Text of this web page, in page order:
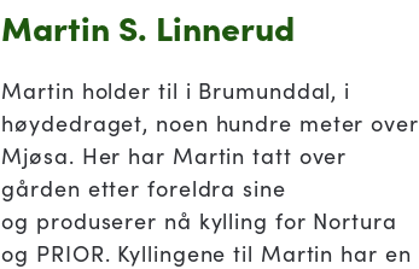
Martin S. Linnerud
Martin holder til i Brumunddal, i
høydedraget, noen hundre meter over
Mjøsa. Her har Martin tatt over
gården etter foreldra sine
og produserer nå kylling for Nortura
og PRIOR. Kyllingene til Martin har en